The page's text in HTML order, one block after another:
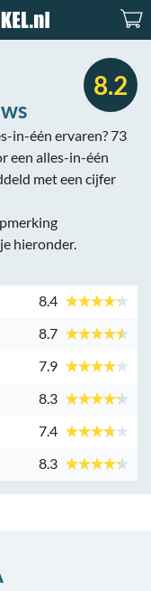
8.2
in-één ervaren? 73
een alles-in-één
met een cijfer
hieronder.
8.4
8.7
7.9
8.3
7.4
8.3